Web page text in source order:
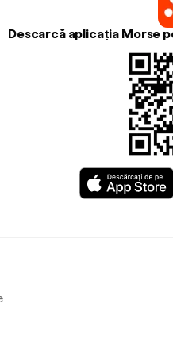
Descarcă aplicația Morse